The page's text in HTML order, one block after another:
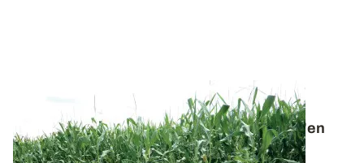
Daturas en fleur dans le maïs : comment s'en
débarrasser au plus vite ?